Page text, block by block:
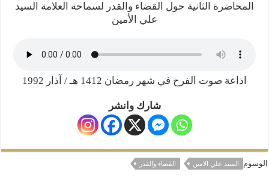
المتهاون بوطنه متهاون بدينه حتماً
نسج العلاقة مع الآخر تكون من خلال منظومة القيم و المبادئ الانسانية التي تجعل
المحاضرة الثانية حول القضاء والقدر لسماحة العلامة السيد
علي الأمين
اذاعة صوت الفرح في شهر رمضان 1412 هـ / آذار 1992
شارك وانشر
الوسوم السيد علي الامين القضاء والقدر